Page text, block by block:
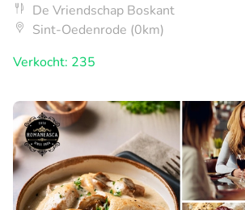
De Vriendschap Boskant
Sint-Oedenrode (0km)
Verkocht: 235